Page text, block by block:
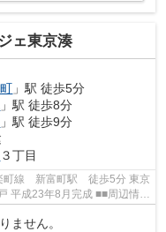
ェ東京湊
」駅 徒歩5分
」駅 徒歩8分
」駅 徒歩9分
３丁目
町線 新富町駅 徒歩5分 東京
8月完成 ■■周辺情報
ません。